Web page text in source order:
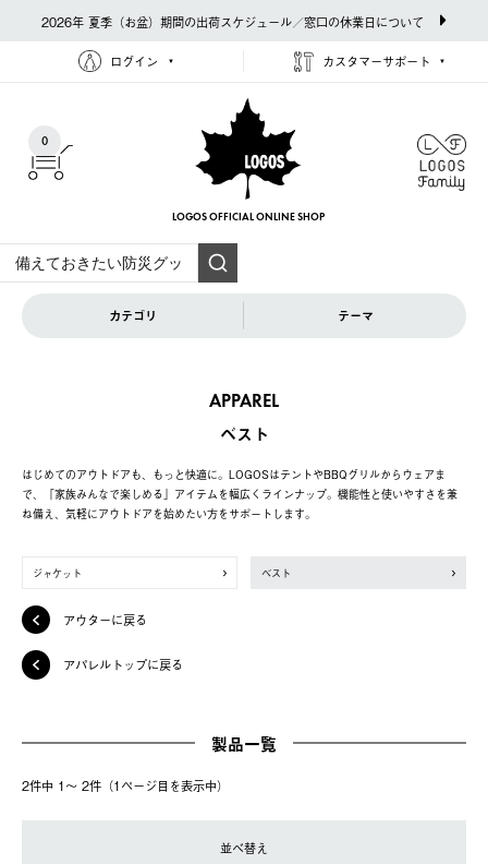
2026年 夏季（お盆）期間の出荷スケジュール／窓口の休業日について
ログイン カスタマーサポート
0
LOGOS OFFICIAL ONLINE SHOP
カテゴリ テーマ
APPAREL
ベスト
はじめてのアウトドアも、もっと快適に。LOGOSはテントやBBQグリルからウェアま
で、「家族みんなで楽しめる」アイテムを幅広くラインナップ。機能性と使いやすさを兼
ね備え、気軽にアウトドアを始めたい方をサポートします。
ジャケット ベスト
アウターに戻る
アパレルトップに戻る
製品一覧
2件中 1〜 2件（1ページ⽬を表⽰中）
並べ替え